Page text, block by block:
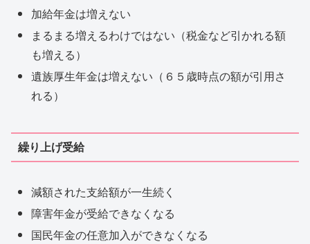
加給年金は増えない
まるまる増えるわけではない（税金など引かれる額
も増える）
遺族厚生年金は増えない（６５歳時点の額が引用さ
れる）
繰り上げ受給
減額された支給額が一生続く
障害年金が受給できなくなる
国民年金の任意加入ができなくなる